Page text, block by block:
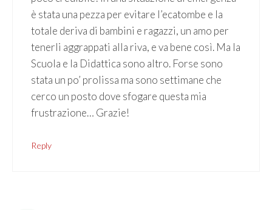
è stata una pezza per evitare l’ecatombe e la
totale deriva di bambini e ragazzi, un amo per
tenerli aggrappati alla riva, e va bene così. Ma la
Scuola e la Didattica sono altro. Forse sono
stata un po’ prolissa ma sono settimane che
cerco un posto dove sfogare questa mia
frustrazione… Grazie!
Reply